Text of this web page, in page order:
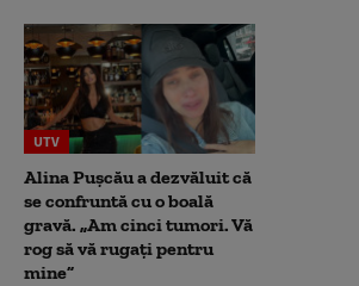
UTV
Alina Pușcău a dezvăluit că
se confruntă cu o boală
gravă. „Am cinci tumori. Vă
rog să vă rugați pentru
mine”